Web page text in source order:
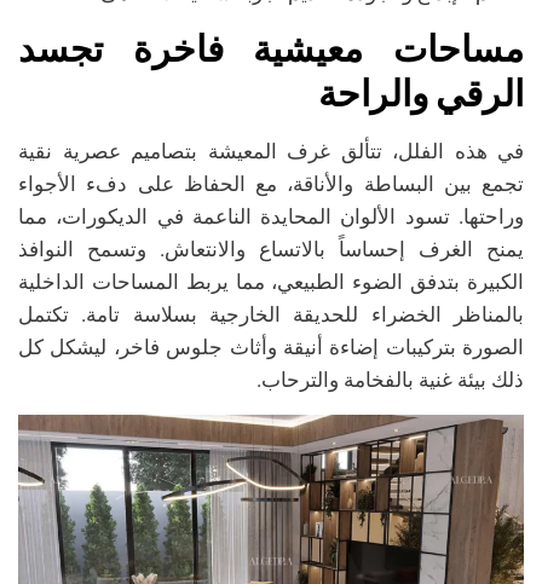
مساحات معيشية فاخرة تجسد
الرقي والراحة
في هذه الفلل، تتألق غرف المعيشة بتصاميم عصرية نقية
تجمع بين البساطة والأناقة، مع الحفاظ على دفء الأجواء
وراحتها. تسود الألوان المحايدة الناعمة في الديكورات، مما
يمنح الغرف إحساساً بالاتساع والانتعاش. وتسمح النوافذ
الكبيرة بتدفق الضوء الطبيعي، مما يربط المساحات الداخلية
بالمناظر الخضراء للحديقة الخارجية بسلاسة تامة. تكتمل
الصورة بتركيبات إضاءة أنيقة وأثاث جلوس فاخر، ليشكل كل
ذلك بيئة غنية بالفخامة والترحاب.